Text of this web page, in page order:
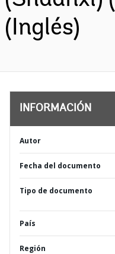
(Inglés)
INFORMACIÓN
Autor
Fecha del documento
Tipo de documento
País
Región